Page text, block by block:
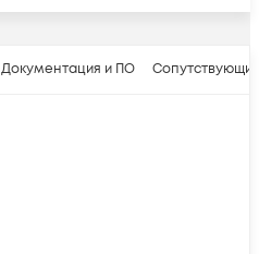
Документация и ПО